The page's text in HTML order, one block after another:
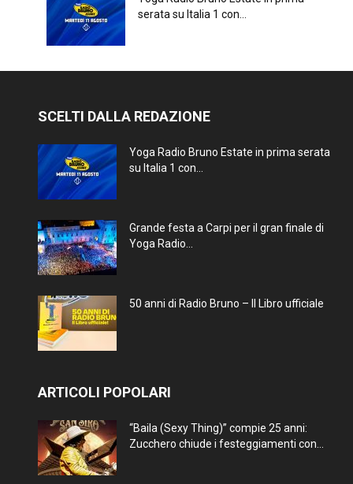
serata su Italia 1 con...
SCELTI DALLA REDAZIONE
Yoga Radio Bruno Estate in prima serata
su Italia 1 con...
Grande festa a Carpi per il gran finale di
Yoga Radio...
50 anni di Radio Bruno – Il Libro ufficiale
ARTICOLI POPOLARI
“Baila (Sexy Thing)” compie 25 anni:
Zucchero chiude i festeggiamenti con...